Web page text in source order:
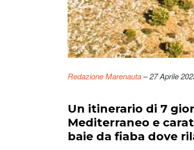
Redazione Marenauta– 27 Aprile
Un itinerario di 7
Mediterraneo e
baie da fiaba dove